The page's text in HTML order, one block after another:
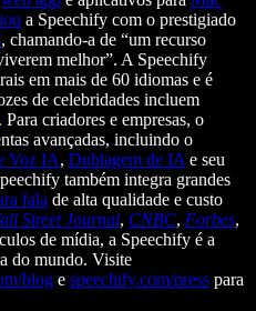
a Speechify com o prestigiado
, chamando-a de “um recurso
melhor”. A Speechify
em mais de 60 idiomas e é
de celebridades incluem
Para criadores e empresas, o
avançadas, incluindo o
Voz IA, Dublagem de IA e seu
também integra grandes
fala de alta qualidade e custo
Street Journal, CNBC, Forbes,
de mídia, a Speechify é a
do mundo. Visite
blog e speechify.com/press para